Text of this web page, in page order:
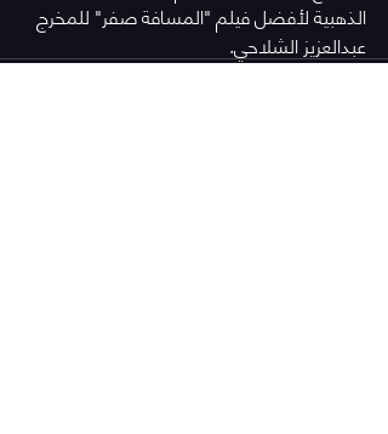
الذهبية لأفضل فيلم "المسافة صفر" للمخرج
عبدالعزيز الشلاحي.